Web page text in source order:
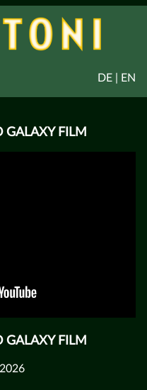
DE | EN
GALAXY FILM
GALAXY FILM